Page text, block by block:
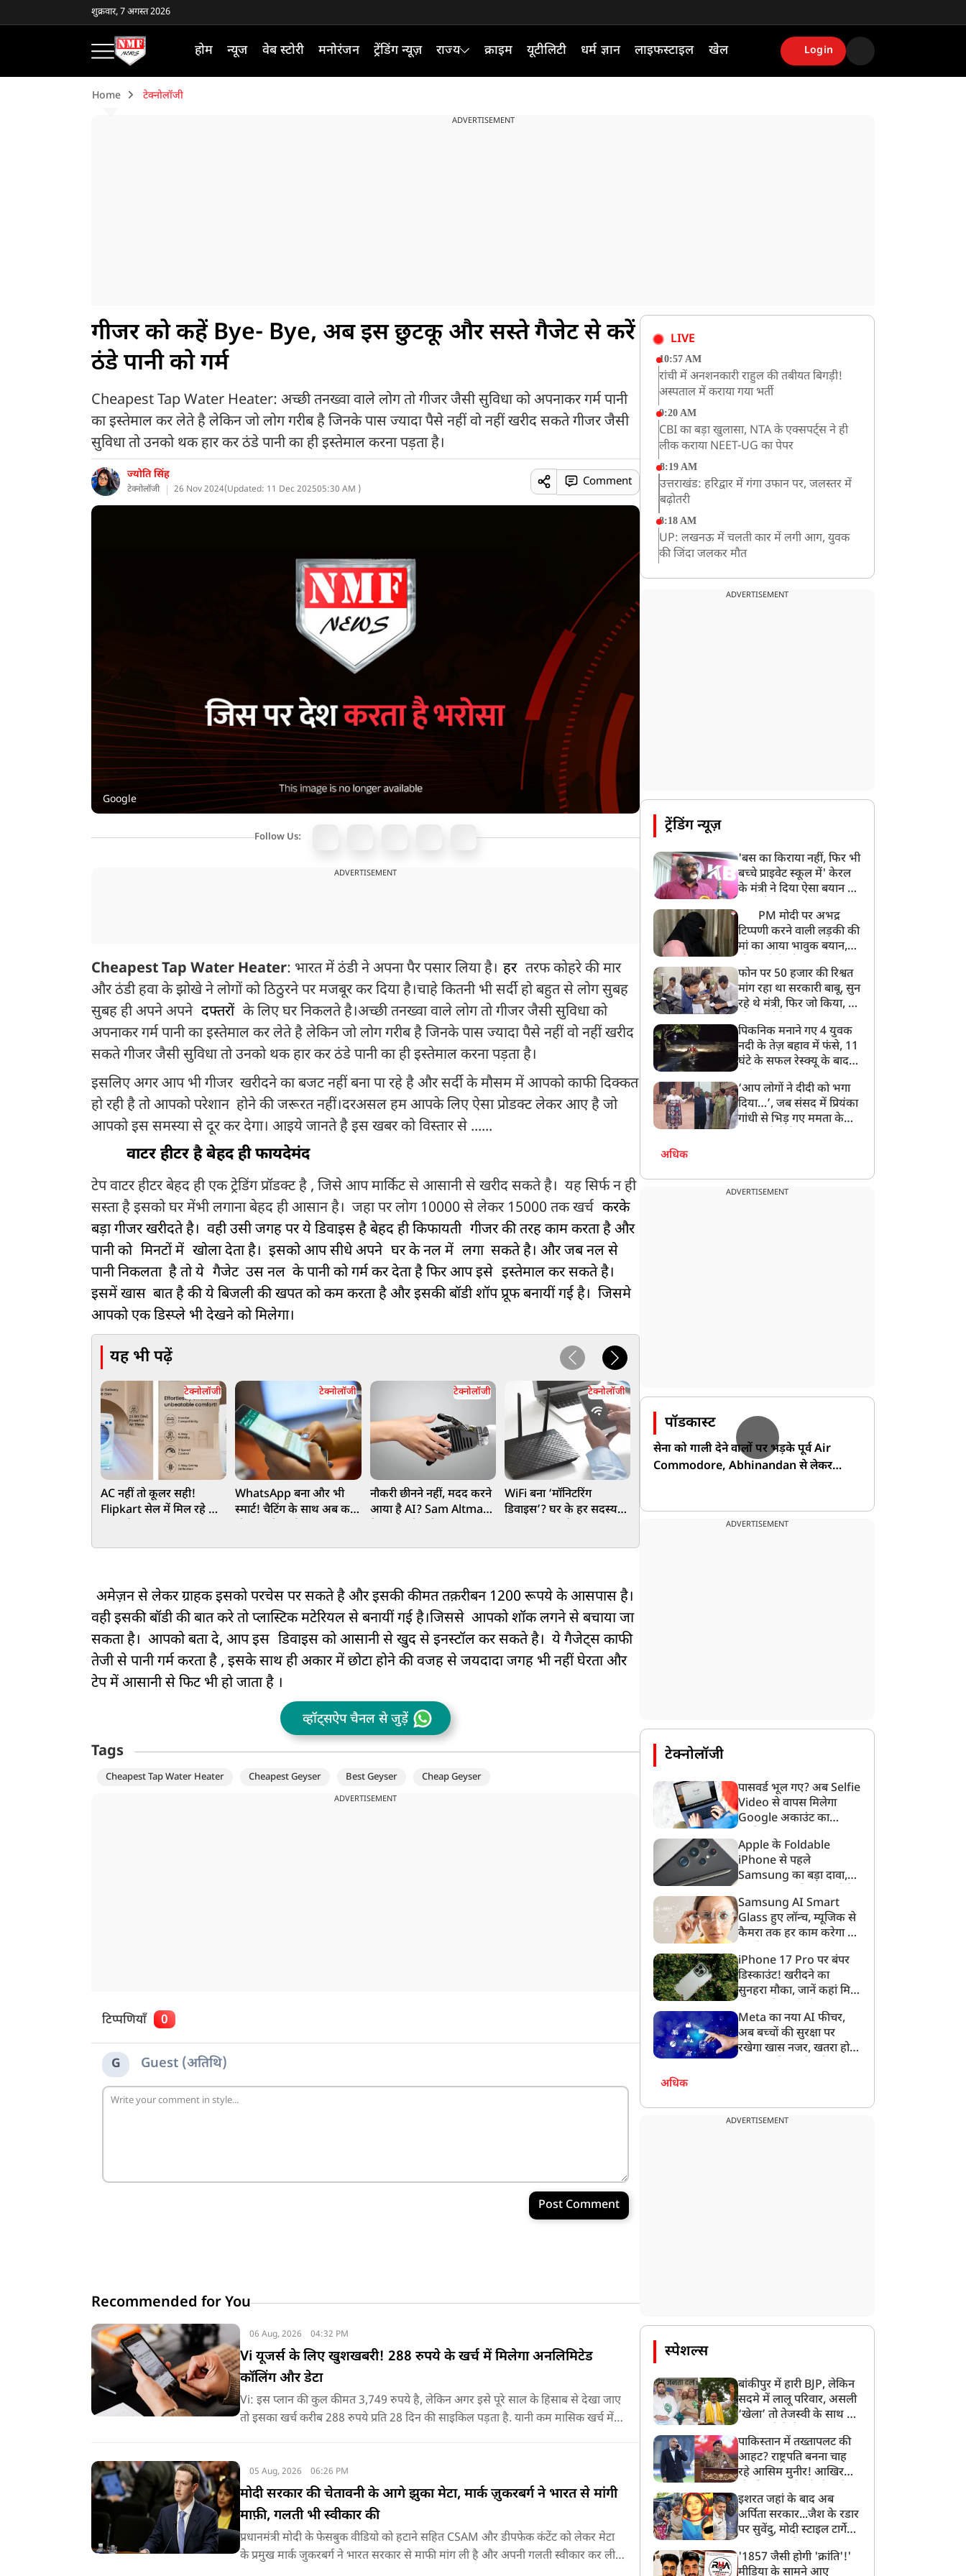
शुक्रवार, 7 अगस्त 2026
होम न्यूज वेब स्टोरी मनोरंजन ट्रेंडिंग न्यूज़ राज्य क्राइम यूटीलिटी धर्म ज्ञान लाइफस्टाइल खेल Login
Home टेक्नोलॉजी
ADVERTISEMENT
गीजर को कहें Bye- Bye, अब इस छुटकू और सस्ते गैजेट से करें
ठंडे पानी को गर्म
Cheapest Tap Water Heater: अच्छी तनख्वा वाले लोग तो गीजर जैसी सुविधा को अपनाकर गर्म पानी
का इस्तेमाल कर लेते है लेकिन जो लोग गरीब है जिनके पास ज्यादा पैसे नहीं वो नहीं खरीद सकते गीजर जैसी
सुविधा तो उनको थक हार कर ठंडे पानी का ही इस्तेमाल करना पड़ता है।
ज्योति सिंह
टेक्नोलॉजी 26 Nov 2024(Updated: 11 Dec 202505:30 AM )
Comment
Google
Follow Us:
ADVERTISEMENT
Cheapest Tap Water Heater: भारत में ठंडी ने अपना पैर पसार लिया है। हर तरफ कोहरे की मार
और ठंडी हवा के झोखे ने लोगों को ठिठुरने पर मजबूर कर दिया है।चाहे कितनी भी सर्दी हो बहुत से लोग सुबह
सुबह ही अपने अपने दफ्तरों के लिए घर निकलते है।अच्छी तनख्वा वाले लोग तो गीजर जैसी सुविधा को
अपनाकर गर्म पानी का इस्तेमाल कर लेते है लेकिन जो लोग गरीब है जिनके पास ज्यादा पैसे नहीं वो नहीं खरीद
सकते गीजर जैसी सुविधा तो उनको थक हार कर ठंडे पानी का ही इस्तेमाल करना पड़ता है।
इसलिए अगर आप भी गीजर खरीदने का बजट नहीं बना पा रहे है और सर्दी के मौसम में आपको काफी दिक्कत
हो रही है तो आपको परेशान होने की जरूरत नहीं।दरअसल हम आपके लिए ऐसा प्रोडक्ट लेकर आए है जो
आपको इस समस्या से दूर कर देगा। आइये जानते है इस खबर को विस्तार से ......
वाटर हीटर है बेहद ही फायदेमंद
टेप वाटर हीटर बेहद ही एक ट्रेडिंग प्रॉडक्ट है , जिसे आप मार्किट से आसानी से खरीद सकते है। यह सिर्फ न ही
सस्ता है इसको घर मेंभी लगाना बेहद ही आसान है। जहा पर लोग 10000 से लेकर 15000 तक खर्च करके
बड़ा गीजर खरीदते है। वही उसी जगह पर ये डिवाइस है बेहद ही किफायती गीजर की तरह काम करता है और
पानी को मिनटों में खोला देता है। इसको आप सीधे अपने घर के नल में लगा सकते है। और जब नल से
पानी निकलता है तो ये गैजेट उस नल के पानी को गर्म कर देता है फिर आप इसे इस्तेमाल कर सकते है।
इसमें खास बात है की ये बिजली की खपत को कम करता है और इसकी बॉडी शॉप प्रूफ बनायीं गई है। जिसमे
आपको एक डिस्प्ले भी देखने को मिलेगा।
यह भी पढ़ें
टेक्नोलॉजी
AC नहीं तो कूलर सही!
Flipkart सेल में मिल रहे धांसू
टेक्नोलॉजी
WhatsApp बना और भी
स्मार्ट! चैटिंग के साथ अब करें
टेक्नोलॉजी
नौकरी छीनने नहीं, मदद करने
आया है AI? Sam Altman
टेक्नोलॉजी
WiFi बना ‘मॉनिटरिंग
डिवाइस’? घर के हर सदस्य
खबर! iOS 27 और AI Siri
जरूरी खबर! AI सेटिंग नहीं
मानी तो डेटा पर पड़ सकता है
अमेज़न से लेकर ग्राहक इसको परचेस पर सकते है और इसकी कीमत तक़रीबन 1200 रूपये के आसपास है।
वही इसकी बॉडी की बात करे तो प्लास्टिक मटेरियल से बनायीं गई है।जिससे आपको शॉक लगने से बचाया जा
सकता है। आपको बता दे, आप इस डिवाइस को आसानी से खुद से इनस्टॉल कर सकते है। ये गैजेट्स काफी
तेजी से पानी गर्म करता है , इसके साथ ही अकार में छोटा होने की वजह से जयदादा जगह भी नहीं घेरता और
टेप में आसानी से फिट भी हो जाता है ।
व्हॉट्सऐप चैनल से जुड़ें
Tags
Cheapest Tap Water Heater Cheapest Geyser Best Geyser Cheap Geyser
ADVERTISEMENT
टिप्पणियाँ 0
G Guest (अतिथि)
Post Comment
Recommended for You
06 Aug, 2026 04:32 PM
Vi यूजर्स के लिए खुशखबरी! 288 रुपये के खर्च में मिलेगा अनलिमिटेड
कॉलिंग और डेटा
Vi: इस प्लान की कुल कीमत 3,749 रुपये है, लेकिन अगर इसे पूरे साल के हिसाब से देखा जाए
तो इसका खर्च करीब 288 रुपये प्रति 28 दिन की साइकिल पड़ता है. यानी कम मासिक खर्च में
05 Aug, 2026 06:26 PM
मोदी सरकार की चेतावनी के आगे झुका मेटा, मार्क ज़ुकरबर्ग ने भारत से मांगी
माफ़ी, गलती भी स्वीकार की
प्रधानमंत्री मोदी के फेसबुक वीडियो को हटाने सहित CSAM और डीपफेक कंटेंट को लेकर मेटा
के प्रमुख मार्क जुकरबर्ग ने भारत सरकार से माफी मांग ली है और अपनी गलती स्वीकार कर ली
LIVE
10:57 AM
रांची में अनशनकारी राहुल की तबीयत बिगड़ी!
अस्पताल में कराया गया भर्ती
9:20 AM
CBI का बड़ा खुलासा, NTA के एक्सपर्ट्स ने ही
लीक कराया NEET-UG का पेपर
8:19 AM
उत्तराखंड: हरिद्वार में गंगा उफान पर, जलस्तर में
बढ़ोतरी
8:18 AM
UP: लखनऊ में चलती कार में लगी आग, युवक
की जिंदा जलकर मौत
ADVERTISEMENT
ट्रेंडिंग न्यूज़
'बस का किराया नहीं, फिर भी
बच्चे प्राइवेट स्कूल में' केरल
के मंत्री ने दिया ऐसा बयान की
PM मोदी पर अभद्र
टिप्पणी करने वाली लड़की की
मां का आया भावुक बयान,
बेटी को गोद लें प्रधानमंत्री
फोन पर 50 हजार की रिश्वत
मांग रहा था सरकारी बाबू, सुन
रहे थे मंत्री, फिर जो किया, वो
पिकनिक मनाने गए 4 युवक
नदी के तेज़ बहाव में फंसे, 11
घंटे के सफल रेस्क्यू के बाद
‘आप लोगों ने दीदी को भगा
दिया…’, जब संसद में प्रियंका
गांधी से भिड़ गए ममता के
अधिक
ADVERTISEMENT
पॉडकास्ट
सेना को गाली देने वालों पर भड़के पूर्व Air
Commodore, Abhinandan से लेकर
ADVERTISEMENT
टेक्नोलॉजी
पासवर्ड भूल गए? अब Selfie
Video से वापस मिलेगा
Google अकाउंट का
Apple के Foldable
iPhone से पहले
Samsung का बड़ा दावा,
रातोंरात नहीं छीन सकता
Samsung AI Smart
Glass हुए लॉन्च, म्यूजिक से
कैमरा तक हर काम करेगा ये
iPhone 17 Pro पर बंपर
डिस्काउंट! खरीदने का
सुनहरा मौका, जानें कहां मिल
Meta का नया AI फीचर,
अब बच्चों की सुरक्षा पर
रखेगा खास नजर, खतरा होने
अधिक
ADVERTISEMENT
स्पेशल्स
बांकीपुर में हारी BJP, लेकिन
सदमे में लालू परिवार, असली
‘खेला’ तो तेजस्वी के साथ हो
पाकिस्तान में तख्तापलट की
आहट? राष्ट्रपति बनना चाह
रहे आसिम मुनीर! आखिर
बनाया मोहरा?
इशरत जहां के बाद अब
अर्पिता सरकार...जैश के रडार
पर सुवेंदु, मोदी स्टाइल टार्गेट
बड़ा एक्शन!
'1857 जैसी होगी 'क्रांति'!'
मीडिया के सामने आए